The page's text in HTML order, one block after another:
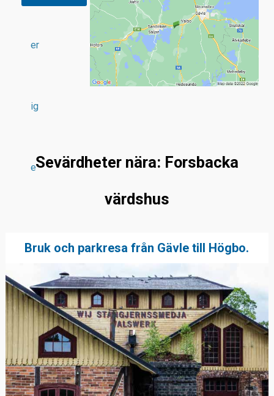
er
ig
eSevärdheter nära: Forsbacka
värdshus
Bruk och parkresa från Gävle till Högbo.